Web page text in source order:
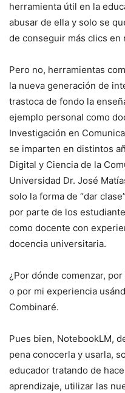
herramienta útil en la
abusar de ella y solo se
de conseguir más clics en
Pero no, herramientas
la nueva generación de
trastoca de fondo la
ejemplo personal como
Investigación en
se imparten en distintos
Digital y Ciencia de la
Universidad Dr. José
solo la forma de “dar
por parte de los
como docente con
docencia universitaria.
¿Por dónde comenzar,
o por mi experiencia
Combinaré.
Pues bien, NotebookLM,
pena conocerla y usarla,
educador tratando de
aprendizaje, utilizar las